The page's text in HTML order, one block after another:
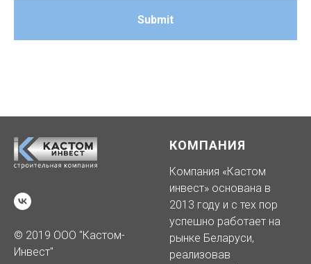
Submit
© 2019 ООО "Кастом-
Инвест"
КОМПАНИЯ
Компания «Кастом
инвест» основана в
2013 году и с тех пор
успешно работает на
рынке Беларуси,
реализовав